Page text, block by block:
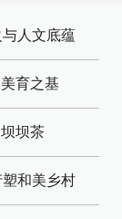
人文底蕴
育之基
坝茶
和美乡村